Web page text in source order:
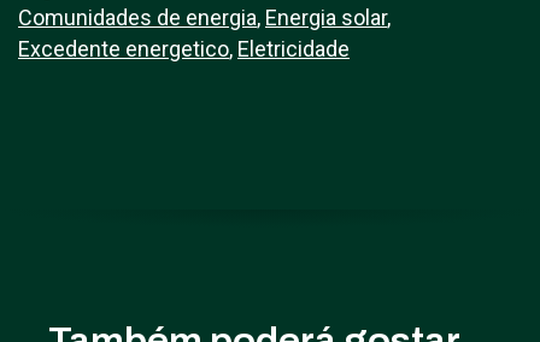
Comunidades de energia, Energia solar,
Excedente energetico, Eletricidade